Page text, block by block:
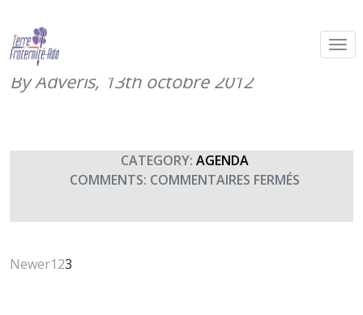
Concert « chœur de Sartène »
Bourges
By Adveris, 13th octobre 2012
CATEGORY: AGENDA
COMMENTS: COMMENTAIRES FERMÉS
« CHŒUR
Newer123